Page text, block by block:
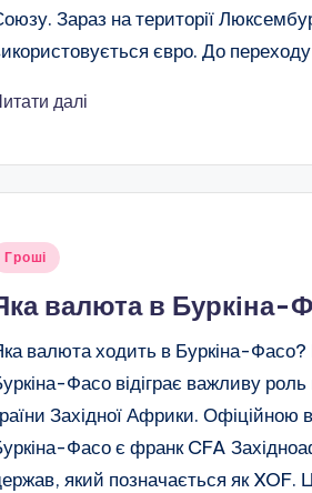
Зараз на території
євро. До
далі
Гроші
валюта в Буркіна-
валюта ходить в Буркіна-
Фасо відіграє важливу роль
Західної Африки. Офіційною
Фасо є франк CFA
який позначається як XOF.